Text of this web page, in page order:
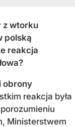
z wtorku
polską
reakcja
obrony
reakcja była
Ministerstwem